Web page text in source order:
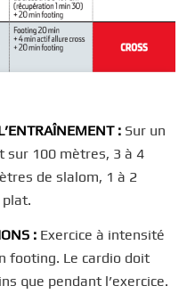
: Sur un
sur 100 mètres, 3 à 4
de slalom, 1 à 2
: Exercice à intensité
footing. Le cardio doit
que pendant l’exercice.